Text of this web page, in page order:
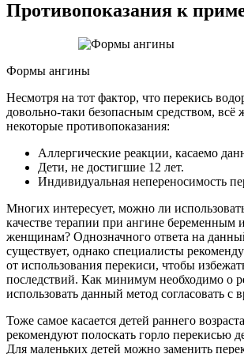
Противопоказания к
Формы ангины
Несмотря на тот фактор, что перекись
довольно-таки безопасным средством, всё
некоторые противопоказания:
Аллергические реакции, касаемо
Дети, не достигшие 12 лет.
Индивидуальная непереносимость
Многих интересует, можно ли
качестве терапии при ангине беременным
женщинам? Однозначного ответа на
существует, однако специалисты
от использования перекиси, чтобы
последствий. Как минимум необходимо о
использовать данный метод согласовать с
Тоже самое касается детей раннего
рекомендуют полоскать горло перекисью
Для маленьких детей можно заменить